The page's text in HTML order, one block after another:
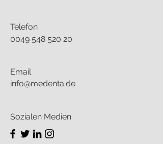
Telefon
0049 548 520 20
Email
info@medenta.de
Sozialen Medien